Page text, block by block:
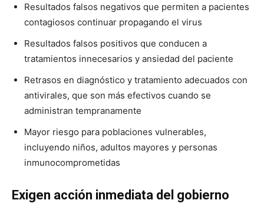
Resultados falsos negativos que permiten a pacientes
contagiosos continuar propagando el virus
Resultados falsos positivos que conducen a
tratamientos innecesarios y ansiedad del paciente
Retrasos en diagnóstico y tratamiento adecuados con
antivirales, que son más efectivos cuando se
administran tempranamente
Mayor riesgo para poblaciones vulnerables,
incluyendo niños, adultos mayores y personas
inmunocomprometidas
Exigen acción inmediata del gobierno